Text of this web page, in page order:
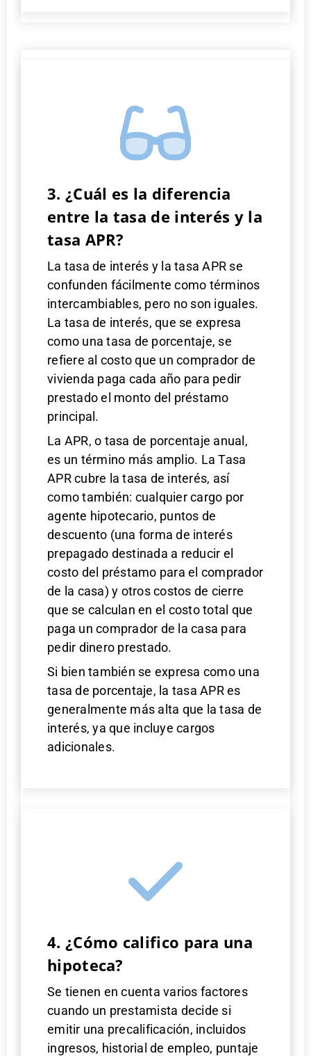
3. ¿Cuál es la diferencia
entre la tasa de interés y la
tasa APR?
La tasa de interés y la tasa APR se
confunden fácilmente como términos
intercambiables, pero no son iguales.
La tasa de interés, que se expresa
como una tasa de porcentaje, se
refiere al costo que un comprador de
vivienda paga cada año para pedir
prestado el monto del préstamo
principal.
La APR, o tasa de porcentaje anual,
es un término más amplio. La Tasa
APR cubre la tasa de interés, así
como también: cualquier cargo por
agente hipotecario, puntos de
descuento (una forma de interés
prepagado destinada a reducir el
costo del préstamo para el comprador
de la casa) y otros costos de cierre
que se calculan en el costo total que
paga un comprador de la casa para
pedir dinero prestado.
Si bien también se expresa como una
tasa de porcentaje, la tasa APR es
generalmente más alta que la tasa de
interés, ya que incluye cargos
adicionales.
4. ¿Cómo califico para una
hipoteca?
Se tienen en cuenta varios factores
cuando un prestamista decide si
emitir una precalificación, incluidos
ingresos, historial de empleo, puntaje